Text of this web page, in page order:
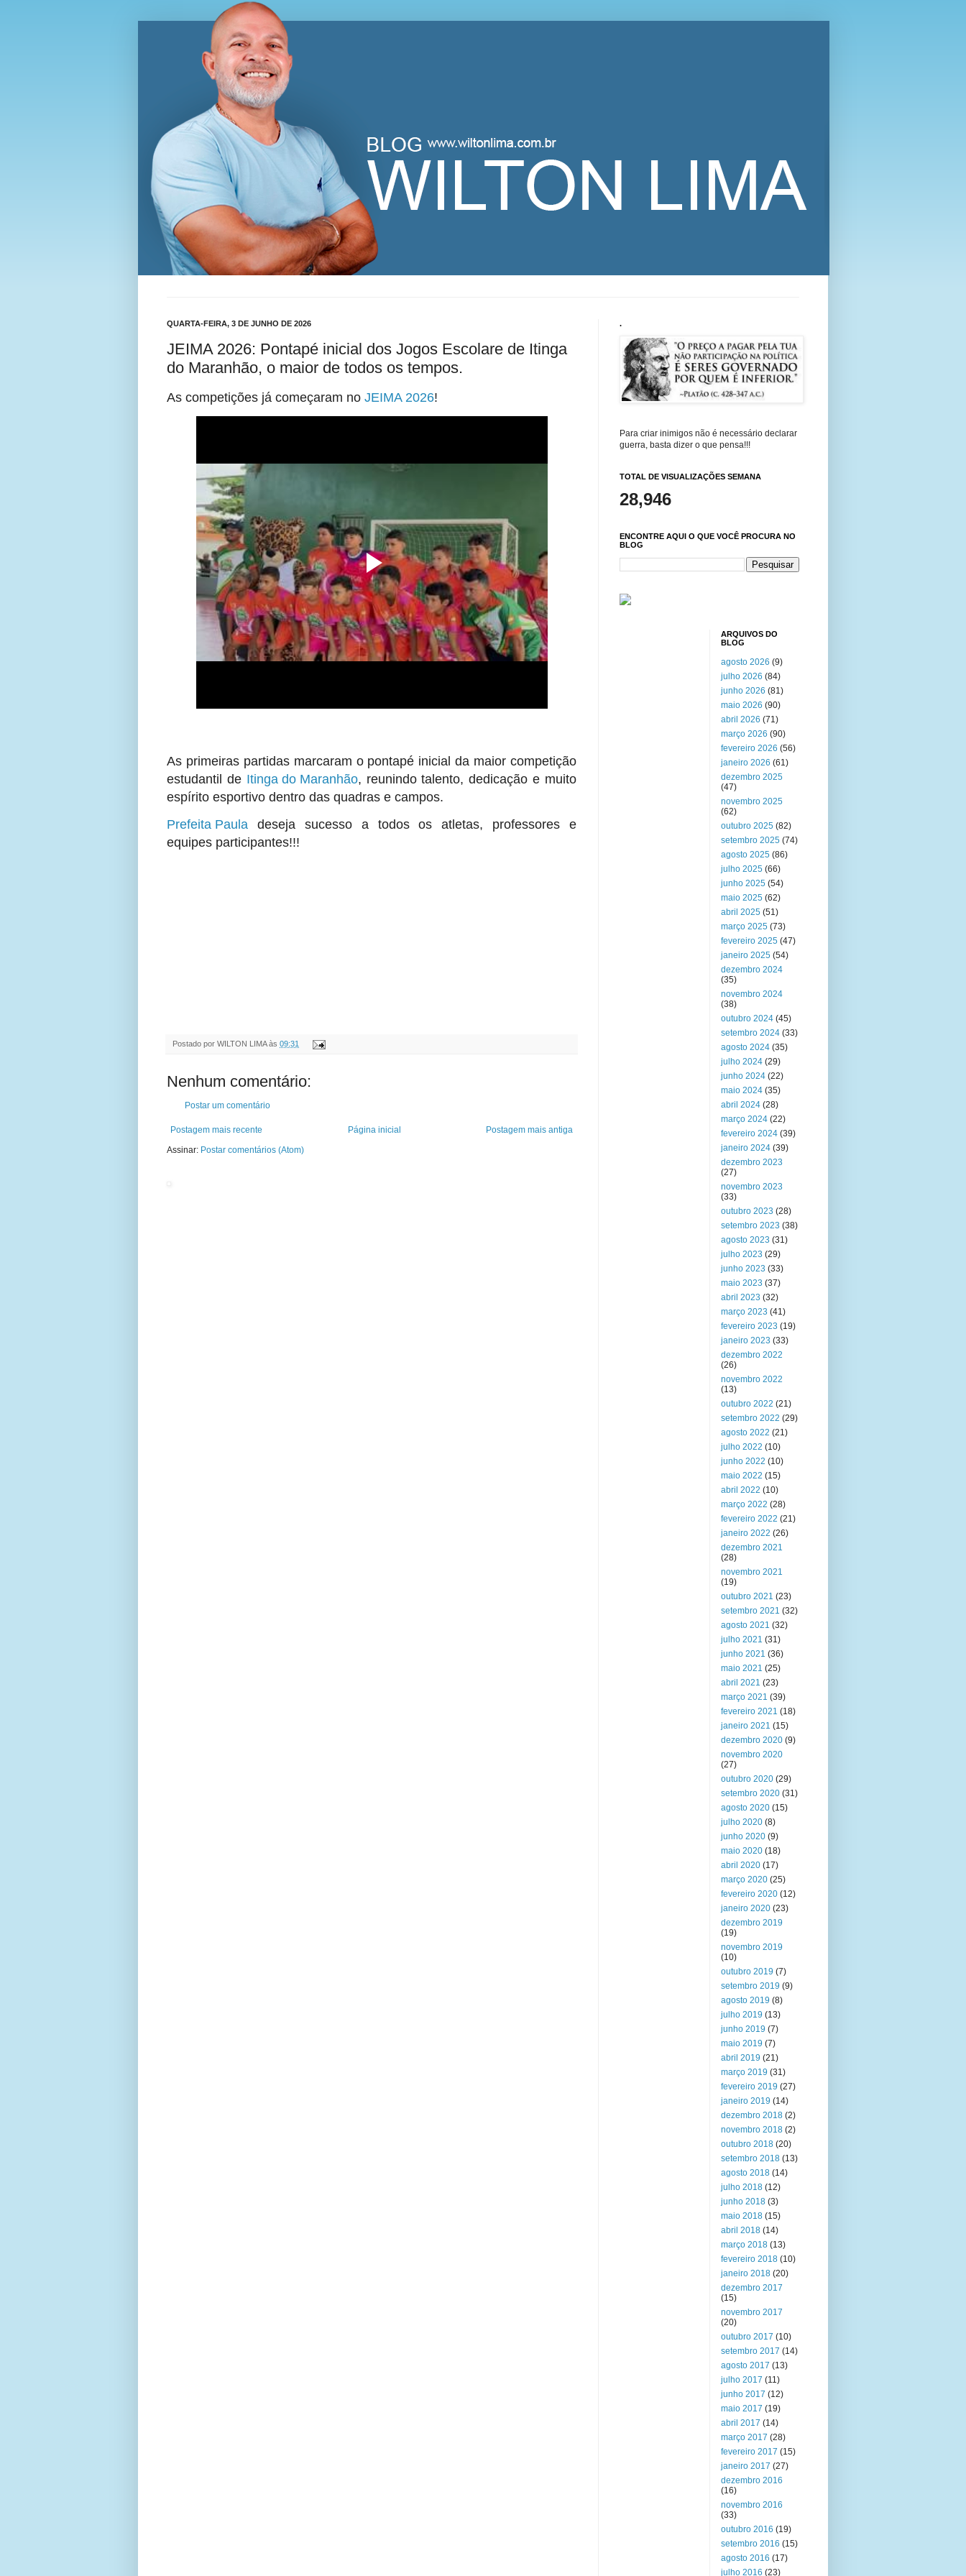
Blog Wilton Lima
QUARTA-FEIRA, 3 DE JUNHO DE 2026
JEIMA 2026: Pontapé inicial dos Jogos Escolare de Itinga
do Maranhão, o maior de todos os tempos.
As competições já começaram no JEIMA 2026!
As primeiras partidas marcaram o pontapé inicial da maior competição
estudantil de Itinga do Maranhão, reunindo talento, dedicação e muito
espírito esportivo dentro das quadras e campos.
Prefeita Paula deseja sucesso a todos os atletas, professores e
equipes participantes!!!
Postado por WILTON LIMA às 09:31
Nenhum comentário:
Postar um comentário
Postagem mais recente Postagem mais antiga
Página inicial
Assinar: Postar comentários (Atom)
.
Para criar inimigos não é necessário declarar
guerra, basta dizer o que pensa!!!
TOTAL DE VISUALIZAÇÕES SEMANA
28,946
ENCONTRE AQUI O QUE VOCÊ PROCURA NO
BLOG
ARQUIVOS DO
BLOG
agosto 2026 (9)
julho 2026 (84)
junho 2026 (81)
maio 2026 (90)
abril 2026 (71)
março 2026 (90)
fevereiro 2026 (56)
janeiro 2026 (61)
dezembro 2025
(47)
novembro 2025
(62)
outubro 2025 (82)
setembro 2025 (74)
agosto 2025 (86)
julho 2025 (66)
junho 2025 (54)
maio 2025 (62)
abril 2025 (51)
março 2025 (73)
fevereiro 2025 (47)
janeiro 2025 (54)
dezembro 2024
(35)
novembro 2024
(38)
outubro 2024 (45)
setembro 2024 (33)
agosto 2024 (35)
julho 2024 (29)
junho 2024 (22)
maio 2024 (35)
abril 2024 (28)
março 2024 (22)
fevereiro 2024 (39)
janeiro 2024 (39)
dezembro 2023
(27)
novembro 2023
(33)
outubro 2023 (28)
setembro 2023 (38)
agosto 2023 (31)
julho 2023 (29)
junho 2023 (33)
maio 2023 (37)
abril 2023 (32)
março 2023 (41)
fevereiro 2023 (19)
janeiro 2023 (33)
dezembro 2022
(26)
novembro 2022
(13)
outubro 2022 (21)
setembro 2022 (29)
agosto 2022 (21)
julho 2022 (10)
junho 2022 (10)
maio 2022 (15)
abril 2022 (10)
março 2022 (28)
fevereiro 2022 (21)
janeiro 2022 (26)
dezembro 2021
(28)
novembro 2021
(19)
outubro 2021 (23)
setembro 2021 (32)
agosto 2021 (32)
julho 2021 (31)
junho 2021 (36)
maio 2021 (25)
abril 2021 (23)
março 2021 (39)
fevereiro 2021 (18)
janeiro 2021 (15)
dezembro 2020 (9)
novembro 2020
(27)
outubro 2020 (29)
setembro 2020 (31)
agosto 2020 (15)
julho 2020 (8)
junho 2020 (9)
maio 2020 (18)
abril 2020 (17)
março 2020 (25)
fevereiro 2020 (12)
janeiro 2020 (23)
dezembro 2019
(19)
novembro 2019
(10)
outubro 2019 (7)
setembro 2019 (9)
agosto 2019 (8)
julho 2019 (13)
junho 2019 (7)
maio 2019 (7)
abril 2019 (21)
março 2019 (31)
fevereiro 2019 (27)
janeiro 2019 (14)
dezembro 2018 (2)
novembro 2018 (2)
outubro 2018 (20)
setembro 2018 (13)
agosto 2018 (14)
julho 2018 (12)
junho 2018 (3)
maio 2018 (15)
abril 2018 (14)
março 2018 (13)
fevereiro 2018 (10)
janeiro 2018 (20)
dezembro 2017
(15)
novembro 2017
(20)
outubro 2017 (10)
setembro 2017 (14)
agosto 2017 (13)
julho 2017 (11)
junho 2017 (12)
maio 2017 (19)
abril 2017 (14)
março 2017 (28)
fevereiro 2017 (15)
janeiro 2017 (27)
dezembro 2016
(16)
novembro 2016
(33)
outubro 2016 (19)
setembro 2016 (15)
agosto 2016 (17)
julho 2016 (23)